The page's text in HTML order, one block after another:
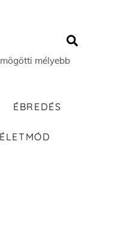
mélyebb
ÉBREDÉS
ÉLETMÓD